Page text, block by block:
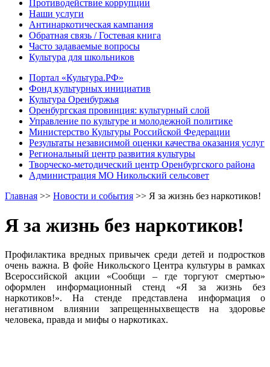
Противодействие коррупции
Наши услуги
Антинаркотическая кампания
Обратная связь / Гостевая книга
Часто задаваемые вопросы
Культура для школьников
Портал «Культура.РФ»
Фонд культурных инициатив
Культура Оренбуржья
Оренбургская провинция: культурный слой
Управление по культуре и молодежной политике
Министерство Культуры Российской Федерации
Результаты независимой оценки качества оказания услуг
Региональный центр развития культуры
Творческо-методический центр Оренбургского района
Администрация МО Никольский сельсовет
Главная >> Новости и события >> Я за жизнь без наркотиков!
Я за жизнь без наркотиков!
Профилактика вредных привычек среди детей и подростков
очень важна. В фойе Никольского Центра культуры в рамках
Всероссийской акции «Сообщи – где торгуют смертью»
оформлен информационный стенд «Я за жизнь без
наркотиков!». На стенде представлена информация о
негативном влиянии запрещенныхвеществ на здоровье
человека, правда и мифы о наркотиках.